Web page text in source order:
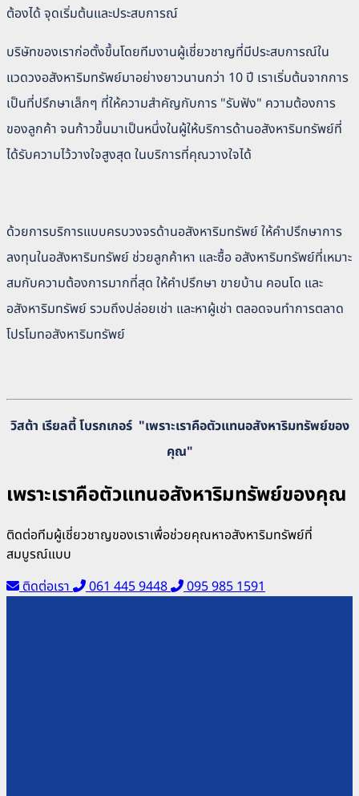
ต้องได้ จุดเริ่มต้นและประสบการณ์
บริษัทของเราก่อตั้งขึ้นโดยทีมงานผู้เชี่ยวชาญที่มีประสบการณ์ใน
แวดวงอสังหาริมทรัพย์มาอย่างยาวนานกว่า 10 ปี เราเริ่มต้นจากการ
เป็นที่ปรึกษาเล็กๆ ที่ให้ความสำคัญกับการ "รับฟัง" ความต้องการ
ของลูกค้า จนก้าวขึ้นมาเป็นหนึ่งในผู้ให้บริการด้านอสังหาริมทรัพย์ที่
ได้รับความไว้วางใจสูงสุด ในบริการที่คุณวางใจได้
ด้วยการบริการแบบครบวงจรด้านอสังหาริมทรัพย์ ให้คำปรึกษาการ
ลงทุนในอสังหาริมทรัพย์ ช่วยลูกค้าหา และซื้อ อสังหาริมทรัพย์ที่เหมาะ
สมกับความต้องการมากที่สุด ให้คำปรึกษา ขายบ้าน คอนโด และ
อสังหาริมทรัพย์ รวมถึงปล่อยเช่า และหาผู้เช่า ตลอดจนทำการตลาด
โปรโมทอสังหาริมทรัพย์
วิสต้า เรียลตี้ โบรกเกอร์ "เพราะเราคือตัวแทนอสังหาริมทรัพย์ของ
คุณ"
เพราะเราคือตัวแทนอสังหาริมทรัพย์ของคุณ
ติดต่อทีมผู้เชี่ยวชาญของเราเพื่อช่วยคุณหาอสังหาริมทรัพย์ที่
สมบูรณ์แบบ
ติดต่อเรา
061 445 9448 095 985 1591